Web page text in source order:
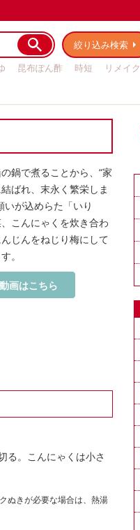
絞り込み検索
昆布ぽん酢 時短
リメイク
鍋で煮ることから、“家
ばれ、末永く繁栄しま
いが込めらた「いり
こんにゃくを炊き合わ
じんをねじり梅にして
。
画はこちら
る。こんにゃくは小さ
ぬきが必要な場合は、熱湯